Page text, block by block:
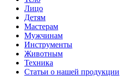
Лицо
Детям
Мастерам
Мужчинам
Инструменты
Животным
Техника
Статьи о нашей продукции